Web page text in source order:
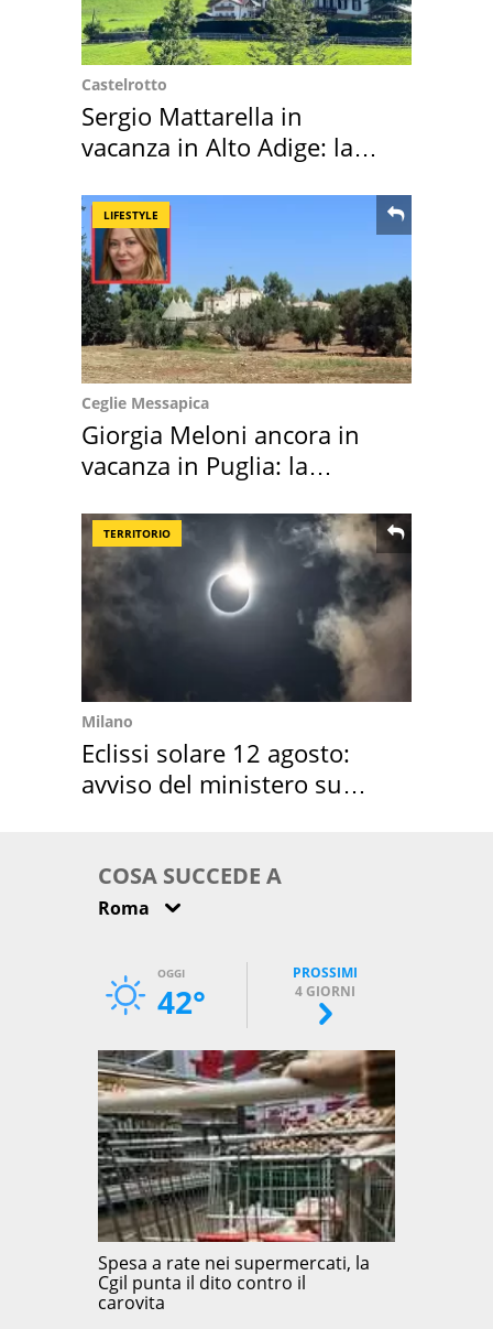
Castelrotto
Sergio Mattarella in
vacanza in Alto Adige: la
LIFESTYLE
Ceglie Messapica
Giorgia Meloni ancora in
vacanza in Puglia: la
TERRITORIO
Milano
Eclissi solare 12 agosto:
avviso del ministero su